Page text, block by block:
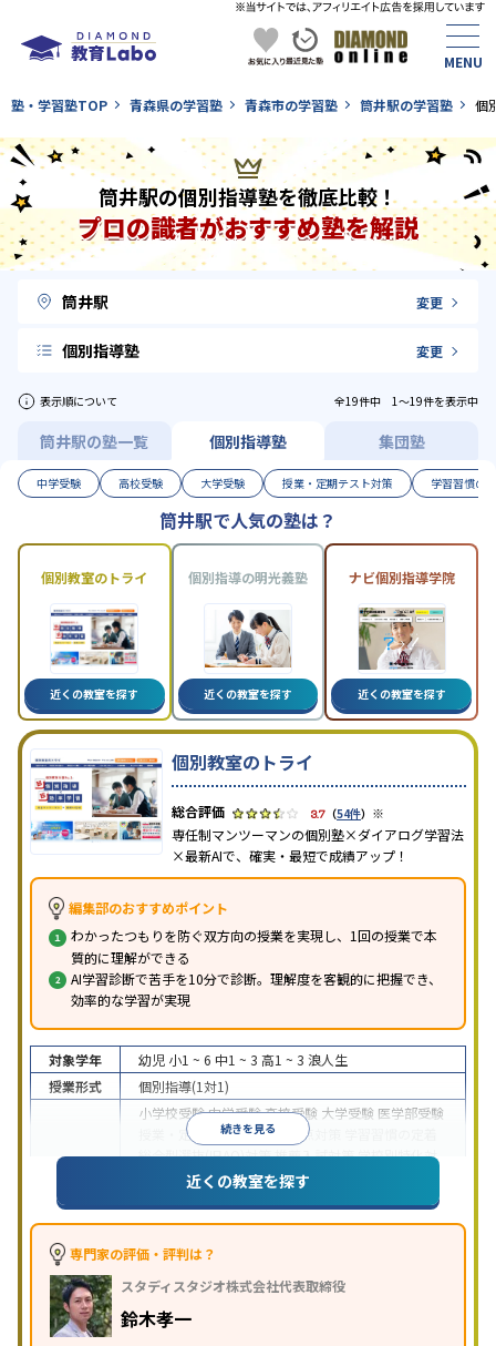
塾・学習塾TOP 青森県の学習塾 青森市の学習塾 筒井駅の学習塾 個
筒井駅の個別指導塾を徹底比較！
プロの識者がおすすめ塾を解説
筒井駅 変更
個別指導塾 変更
表示順について 全19件中 1〜19件を表示中
筒井駅の塾一覧 個別指導塾 集団塾
中学受験 高校受験 大学受験 授業・定期テスト対策 学習習慣の
筒井駅で人気の塾は？
個別教室のトライ
近くの教室を探す
個別指導の明光義塾
近くの教室を探す
ナビ個別指導学院
近くの教室を探す
個別教室のトライ
3.7 （54件） ※
専任制マンツーマンの個別塾×ダイアログ学習法
×最新AIで、確実・最短で成績アップ！
編集部のおすすめポイント
わかったつもりを防ぐ双方向の授業を実現し、1回の授業で本
質的に理解ができる
AI学習診断で苦手を10分で診断。理解度を客観的に把握でき、
効率的な学習が実現
続きを見る
対象学年 幼児 小1 ~ 6 中1 ~ 3 高1 ~ 3 浪人生
授業形式
個別指導(1対1)
小学校受験中学受験高校受験 大学受験 医学部受験
授業・定期テスト対策
内申点対策
総合型選抜(旧AO)対策推薦入試対策学校別特化対
国公立大対策私大対策 共通テスト対策
語・英会話特化対策その他科目別特化対策
特徴
中高一貫校生に対応
応
学習にPC・タブレットを利用
科目から受講可能季節講習のみの受講可
の子どもに対応
※2023年3月調査。
近くの教室を探す
専門家の評価・評判は？
スタディスタジオ株式会社代表取締役
鈴木孝一